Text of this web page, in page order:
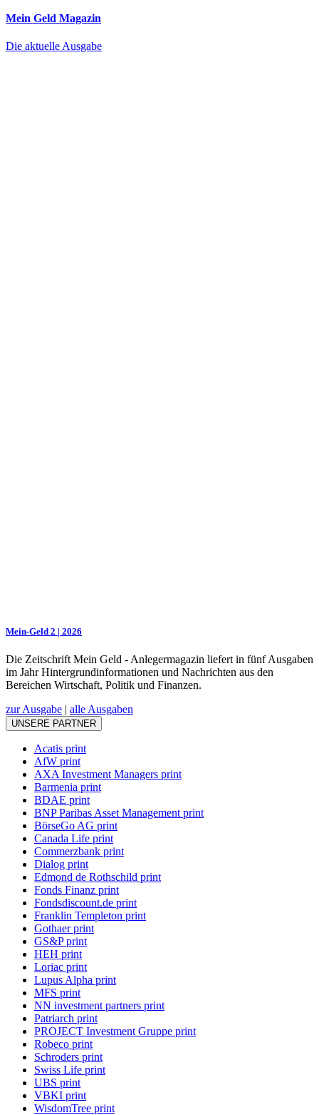
Mein Geld Magazin
Die aktuelle Ausgabe
Mein-Geld 2 | 2026
Die Zeitschrift Mein Geld - Anlegermagazin liefert in fünf Ausgaben
im Jahr Hintergrundinformationen und Nachrichten aus den
Bereichen Wirtschaft, Politik und Finanzen.
zur Ausgabe | alle Ausgaben
UNSERE PARTNER
Acatis print
AfW print
AXA Investment Managers print
Barmenia print
BDAE print
BNP Paribas Asset Management print
BörseGo AG print
Canada Life print
Commerzbank print
Dialog print
Edmond de Rothschild print
Fonds Finanz print
Fondsdiscount.de print
Franklin Templeton print
Gothaer print
GS&P print
HEH print
Loriac print
Lupus Alpha print
MFS print
NN investment partners print
Patriarch print
PROJECT Investment Gruppe print
Robeco print
Schroders print
Swiss Life print
UBS print
VBKI print
WisdomTree print